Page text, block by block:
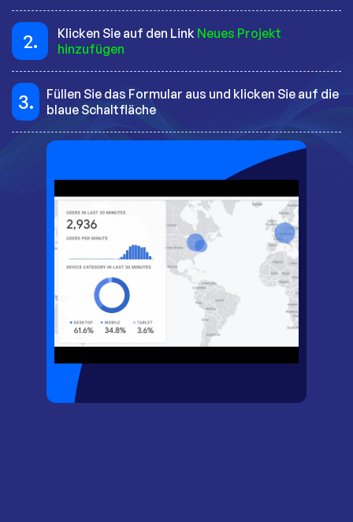
2. Klicken Sie auf den Link Neues Projekt
hinzufügen
3.
Füllen Sie das Formular aus und klicken Sie auf die
blaue Schaltfläche